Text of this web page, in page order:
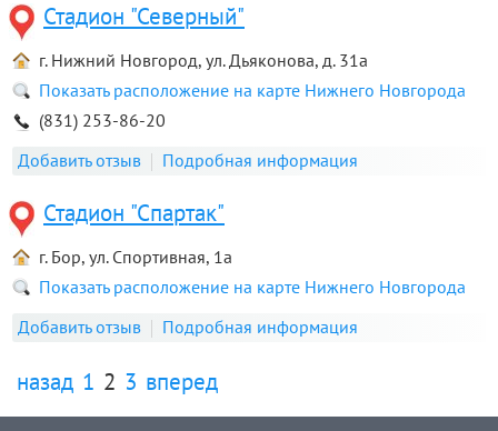
Стадион "Северный"
г. Нижний Новгород, ул. Дьяконова, д. 31a
Показать расположение на карте Нижнего Новгорода
(831) 253-86-20
Добавить отзыв
Подробная информация
Стадион "Спартак"
г. Бор, ул. Спортивная, 1а
Показать расположение на карте Нижнего Новгорода
Добавить отзыв
Подробная информация
назад 1 2 3 вперед